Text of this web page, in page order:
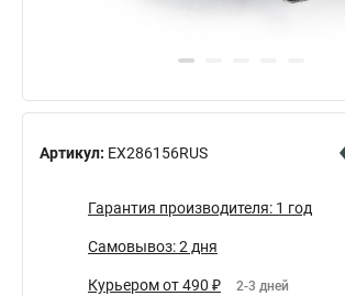
Артикул: EX286156RUS
Гарантия производителя: 1 год
Самовывоз: 2 дня
Курьером от 490 ₽ 2-3 дней